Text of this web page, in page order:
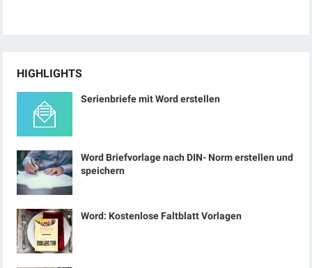
HIGHLIGHTS
Serienbriefe mit Word erstellen
Word Briefvorlage nach DIN- Norm erstellen und
speichern
Word: Kostenlose Faltblatt Vorlagen